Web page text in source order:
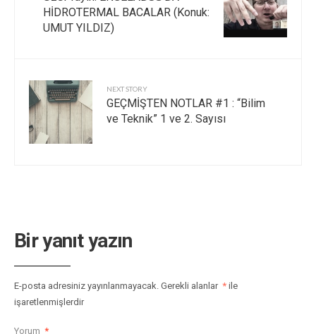
HİDROTERMAL BACALAR (Konuk:
UMUT YILDIZ)
NEXT STORY
GEÇMİŞTEN NOTLAR #1 : “Bilim
ve Teknik” 1 ve 2. Sayısı
Bir yanıt yazın
E-posta adresiniz yayınlanmayacak. Gerekli alanlar * ile
işaretlenmişlerdir
Yorum *